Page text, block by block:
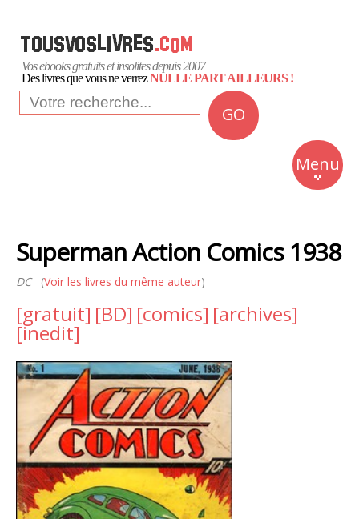
Vos ebooks gratuits et insolites depuis 2007
Des livres que vous ne verrezNULLE PART AILLEURS !
GO
Menu
Insolite
Business
Culture
Superman Action Comics 1938
DC(Voir les livres du même auteur)
[gratuit] [BD] [comics] [archives]
[inedit]